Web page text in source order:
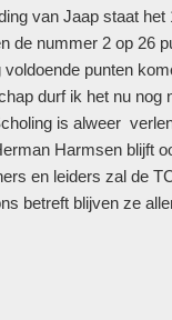
van Jaap staat het
de nummer 2 op 26
punten
durf ik het nu nog
is alweer
Harmsen blijft
en leiders zal de
betreft blijven ze